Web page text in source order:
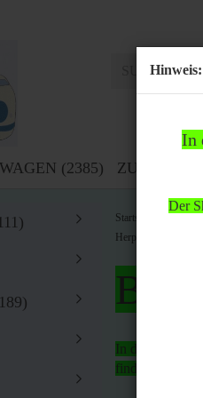
Hinweis:
In
Der
WAGEN (2385) ZUBEHÖR
Startseite »
Herpa H0
Bitte
In der Zeit
findet